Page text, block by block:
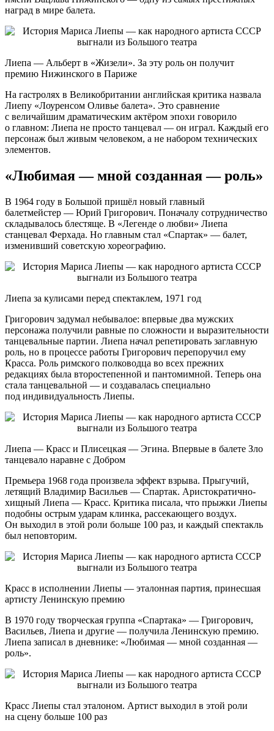
наград в мире балета.
Лиепа — Альберт в «Жизели». За эту роль он получит
премию Нижинского в Париже
На гастролях в Великобритании английская критика назвала
Лиепу «Лоуренсом Оливье балета». Это сравнение
с величайшим драматическим актёром эпохи говорило
о главном: Лиепа не просто танцевал — он играл. Каждый его
персонаж был живым человеком, а не набором технических
элементов.
«Любимая — мной созданная — роль»
В 1964 году в Большой пришёл новый главный
балетмейстер — Юрий Григорович. Поначалу сотрудничество
складывалось блестяще. В «Легенде о любви» Лиепа
станцевал Ферхада. Но главным стал «Спартак» — балет,
изменивший советскую хореографию.
Лиепа за кулисами перед спектаклем, 1971 год
Григорович задумал небывалое: впервые два мужских
персонажа получили равные по сложности и выразительности
танцевальные партии. Лиепа начал репетировать заглавную
роль, но в процессе работы Григорович перепоручил ему
Красса. Роль римского полководца во всех прежних
редакциях была второстепенной и пантомимной. Теперь она
стала танцевальной — и создавалась специально
под индивидуальность Лиепы.
Лиепа — Красс и Плисецкая — Эгина. Впервые в балете Зло
танцевало наравне с Добром
Премьера 1968 года произвела эффект взрыва. Прыгучий,
летящий Владимир Васильев — Спартак. Аристократично-
хищный Лиепа — Красс. Критика писала, что прыжки Лиепы
подобны острым ударам клинка, рассекающего воздух.
Он выходил в этой роли больше 100 раз, и каждый спектакль
был неповторим.
Красс в исполнении Лиепы — эталонная партия, принесшая
артисту Ленинскую премию
В 1970 году творческая группа «Спартака» — Григорович,
Васильев, Лиепа и другие — получила Ленинскую премию.
Лиепа записал в дневнике: «Любимая — мной созданная —
роль».
Красс Лиепы стал эталоном. Артист выходил в этой роли
на сцену больше 100 раз